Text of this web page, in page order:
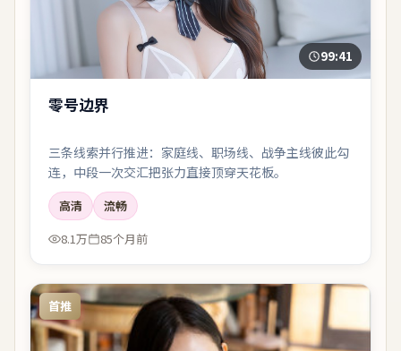
99:41
零号边界
三条线索并行推进：家庭线、职场线、战争主线彼此勾
连，中段一次交汇把张力直接顶穿天花板。
高清
流畅
8.1万
85个月前
首推